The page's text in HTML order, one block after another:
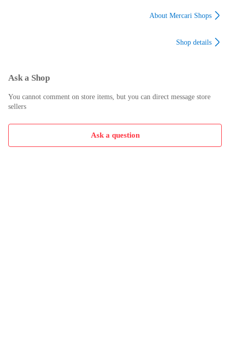
About Mercari Shops
Shop details
Ask a Shop
You cannot comment on store items, but you can direct message store
sellers
Ask a question